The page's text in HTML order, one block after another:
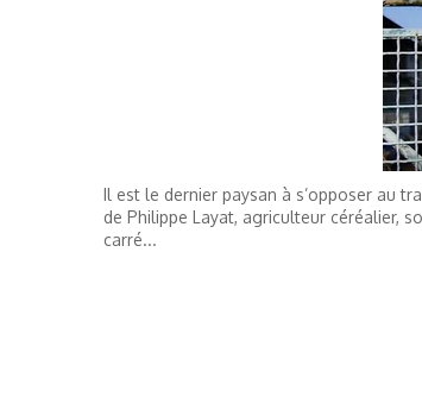
Il est le dernier paysan à s’opposer au
de Philippe Layat, agriculteur céréalier,
carré...